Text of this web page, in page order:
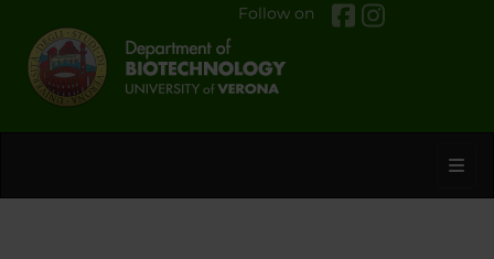
Follow on